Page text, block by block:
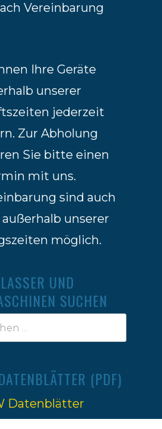
Vereinbarung
Ihre Geräte
unserer
jederzeit
Zur Abholung
Sie bitte einen
mit uns.
sind auch
unserer
möglich.
UND
SUCHEN
(PDF)
Datenblätter